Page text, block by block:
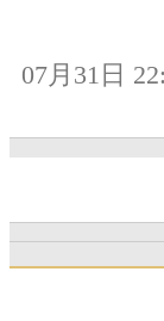
07月31日